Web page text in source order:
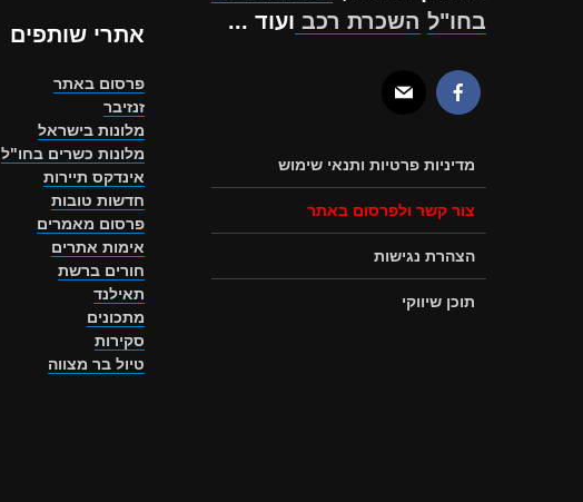
בחו"ל השכרת רכב ועוד ...
מדיניות פרטיות ותנאי שימוש
צור קשר ולפרסום באתר
הצהרת נגישות
תוכן שיווקי
אתרי שותפים
פרסום באתר
זנזיבר
מלונות בישראל
מלונות כשרים בחו"ל
אינדקס תיירות
חדשות טובות
פרסום מאמרים
אימות אתרים
חורים ברשת
תאילנד
מתכונים
סקירות
טיול בר מצווה